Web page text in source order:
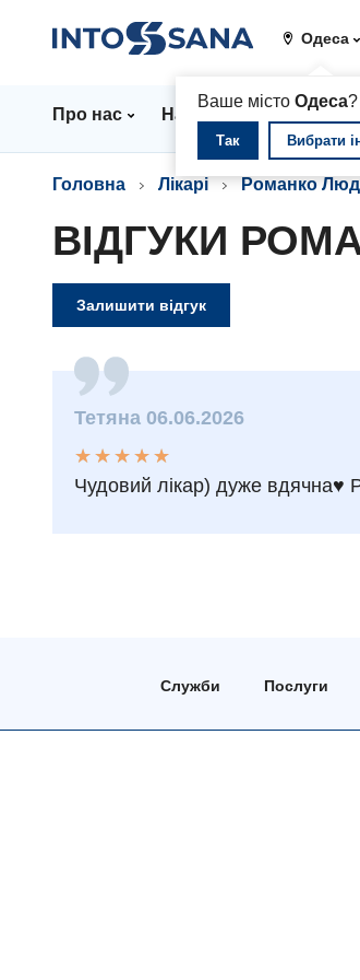
Одеса
Ваше містоОдеса?
Так Вибрати
Про нас Напрямки
Головна Лікарі Романко
ВІДГУКИ
Залишити відгук
Тетяна 06.06.2026
★
★
★
★
★
★ ★ ★ ★ ★
Чудовий лікар) дуже вдячна♥️
Служби Послуги